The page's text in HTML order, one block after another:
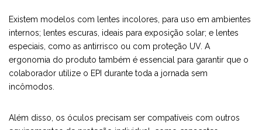
Existem modelos com lentes incolores, para uso em ambientes
internos; lentes escuras, ideais para exposição solar; e lentes
especiais, como as antirrisco ou com proteção UV. A
ergonomia do produto também é essencial para garantir que o
colaborador utilize o EPI durante toda a jornada sem
incômodos.
Além disso, os óculos precisam ser compatíveis com outros